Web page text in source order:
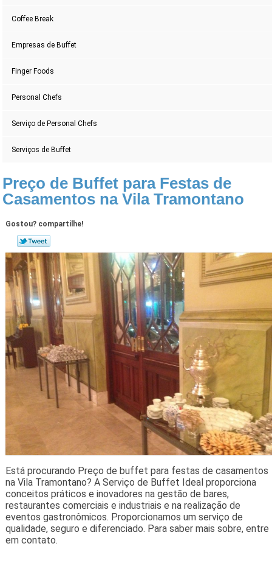
Coffee Break
Empresas de Buffet
Finger Foods
Personal Chefs
Serviço de Personal Chefs
Serviços de Buffet
Preço de Buffet para Festas de
Casamentos na Vila Tramontano
Gostou? compartilhe!
Está procurando Preço de buffet para festas de casamentos
na Vila Tramontano? A Serviço de Buffet Ideal proporciona
conceitos práticos e inovadores na gestão de bares,
restaurantes comerciais e industriais e na realização de
eventos gastronômicos. Proporcionamos um serviço de
qualidade, seguro e diferenciado. Para saber mais sobre, entre
em contato.